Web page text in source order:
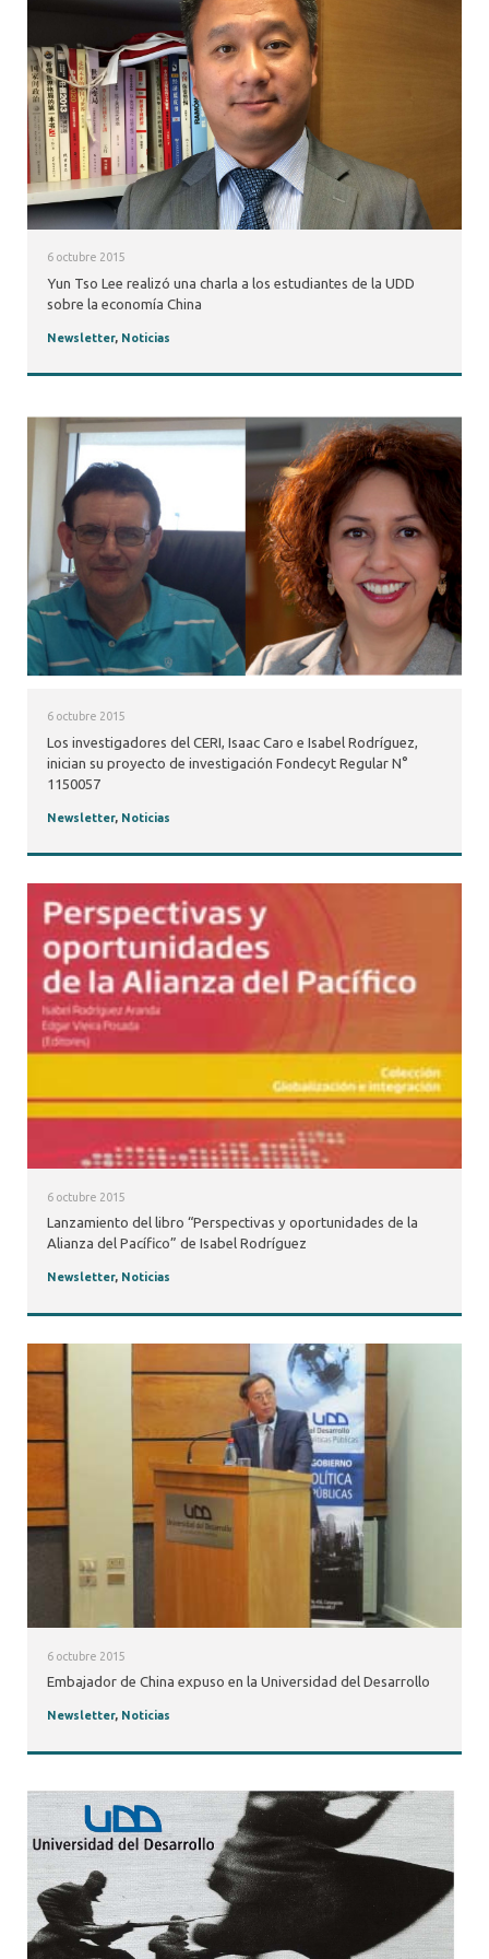
6 octubre 2015
Yun Tso Lee realizó una charla a los estudiantes de la UDD
sobre la economía China
Newsletter, Noticias
6 octubre 2015
Los investigadores del CERI, Isaac Caro e Isabel Rodríguez,
inician su proyecto de investigación Fondecyt Regular N°
1150057
Newsletter, Noticias
6 octubre 2015
Lanzamiento del libro “Perspectivas y oportunidades de la
Alianza del Pacífico” de Isabel Rodríguez
Newsletter, Noticias
6 octubre 2015
Embajador de China expuso en la Universidad del Desarrollo
Newsletter, Noticias